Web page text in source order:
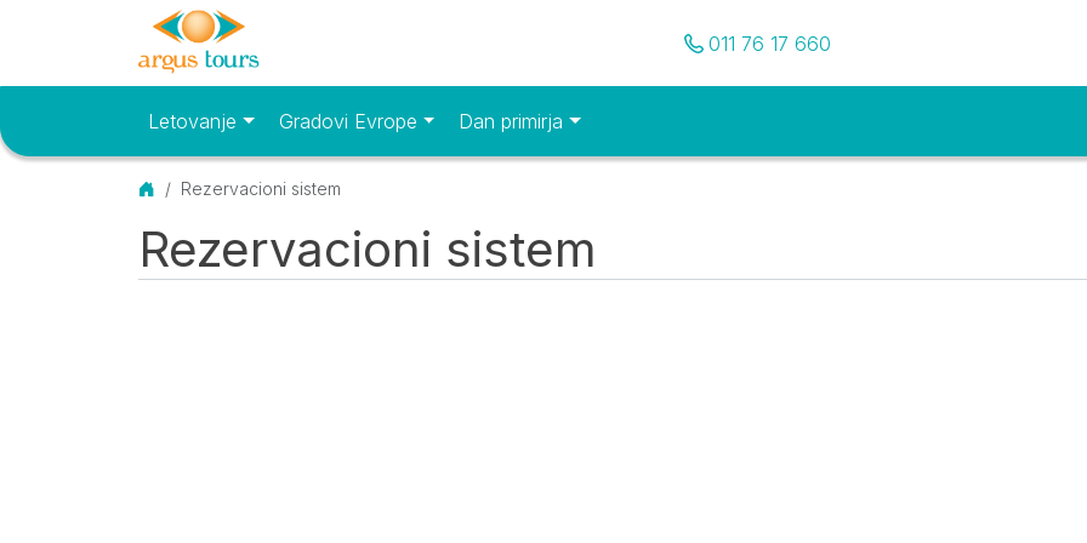
Pozovite nas
011 76 17 660
Osnovni meniLetovanje Gradovi Evrope Dan primirja
Početna
Rezervacioni sistem
Rezervacioni sistem